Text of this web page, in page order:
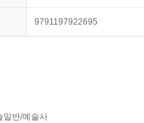
9791197922695
일반/예술사